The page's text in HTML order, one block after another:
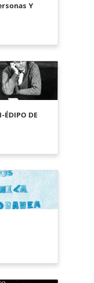
Y
ÉDIPO DE